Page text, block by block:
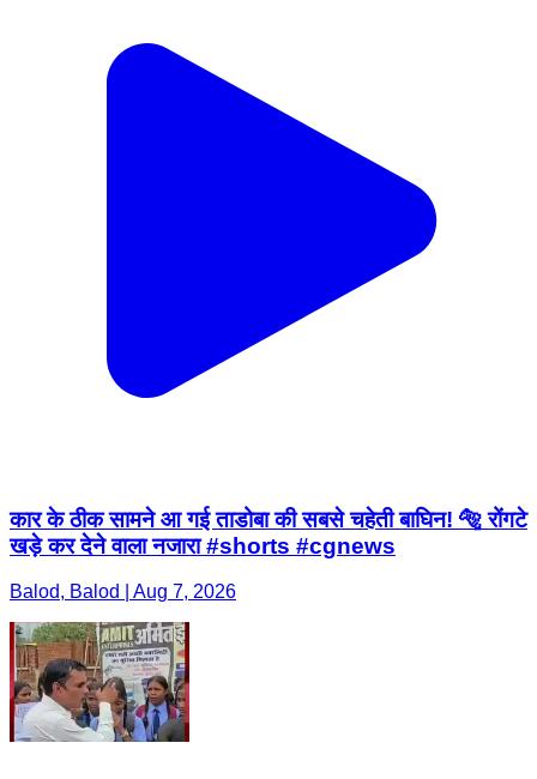
कार के ठीक सामने आ गई ताडोबा की सबसे चहेती बाघिन! 🐅 रोंगटे
खड़े कर देने वाला नजारा #shorts #cgnews
Balod, Balod | Aug 7, 2026